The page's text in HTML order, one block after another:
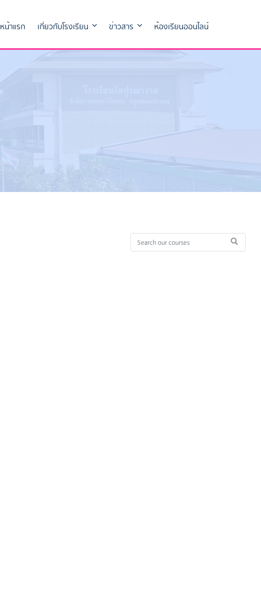
หน้าแรก เกี่ยวกับโรงเรียน ข่าวสาร ห้องเรียนออนไลน์